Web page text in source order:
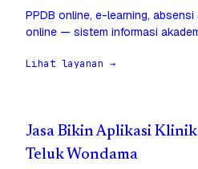
PPDB online, e-learning,
online — sistem informasi
Lihat layanan →
Jasa Bikin Aplikasi
Teluk Wondama